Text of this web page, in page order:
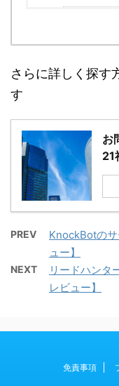
さらに詳しく探す
す
お
21
PREV
KnockBotの
ュー】
NEXT
リードハンタ
レビュー】
免責事項